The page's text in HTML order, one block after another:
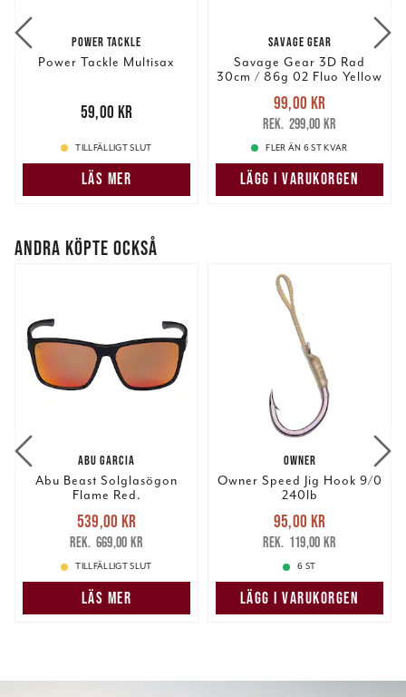
POWER TACKLE
Power Tackle Multisax
59,00 kr
59,00 kr
TILLFÄLLIGT SLUT
LÄS MER
SAVAGE GEAR
Savage Gear 3D Rad
30cm / 86g 02 Fluo Yellow
Nuvarande pris
99,00 krTidigare pris
299,00 kr
99,00 kr
299,00 kr
FLER ÄN 6 ST KVAR
LÄGG I VARUKORGEN
ANDRA KÖPTE OCKSÅ
ABU GARCIA
Abu Beast Solglasögon
Flame Red.
Nuvarande pris
539,00 krTidigare pris
669,00 kr
539,00 kr
669,00 kr
TILLFÄLLIGT SLUT
LÄS MER
OWNER
Owner Speed Jig Hook 9/0
240lb
Nuvarande pris
95,00 krTidigare pris
119,00 kr
95,00 kr
119,00 kr
6 ST
LÄGG I VARUKORGEN